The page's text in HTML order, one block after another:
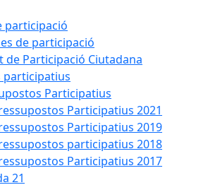
participació
de participació
de Participació Ciutadana
participatius
Participatius
Participatius 2021
Participatius 2019
participatius 2018
Participatius 2017
21